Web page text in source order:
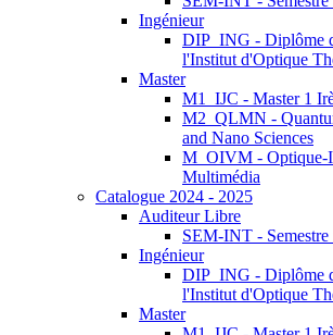
Ingénieur
DIP_ING - Diplôme
l'Institut d'Optique
Master
M1_IJC - Master 1
M2_QLMN -
and Nano Sciences
M_OIVM - Optique-
Multimédia
Catalogue 2024 - 2025
Auditeur Libre
SEM-INT -
Ingénieur
DIP_ING - Diplôme
l'Institut d'Optique
Master